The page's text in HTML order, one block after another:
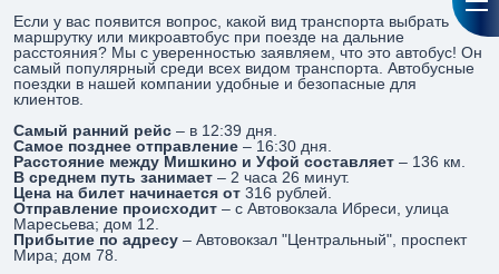
Если у вас появится вопрос, какой вид транспорта выбрать
маршрутку или микроавтобус при поезде на дальние
расстояния? Мы с уверенностью заявляем, что это автобус! Он
самый популярный среди всех видом транспорта. Автобусные
поездки в нашей компании удобные и безопасные для
клиентов.
Самый ранний рейс – в 12:39 дня.
Самое позднее отправление – 16:30 дня.
Расстояние между Мишкино и Уфой составляет – 136 км.
В среднем путь занимает – 2 часа 26 минут.
Цена на билет начинается от 316 рублей.
Отправление происходит – с Автовокзала Ибреси, улица
Маресьева; дом 12.
Прибытие по адресу – Автовокзал "Центральный", проспект
Мира; дом 78.